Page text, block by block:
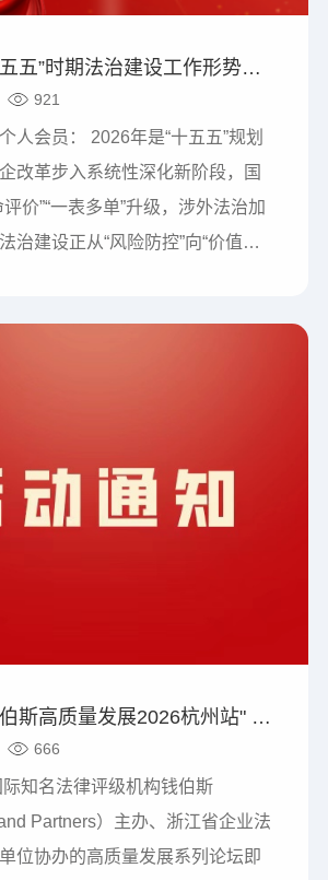
关于举办“十五五”时期法治建设工作形势分析 及2026年度企业法务工作重点专题培训班 （第218期）的通知
921
年是“十五五”规划
改革步入系统性深化新阶段，国
价”“一表多单”升级，涉外法治加
治建设正从“风险防控”向“价值创
关于参加"钱伯斯高质量发展2026杭州站" 论坛的邀请函
666
知名法律评级机构钱伯斯
Partners）主办、浙江省企业法
位协办的高质量发展系列论坛即